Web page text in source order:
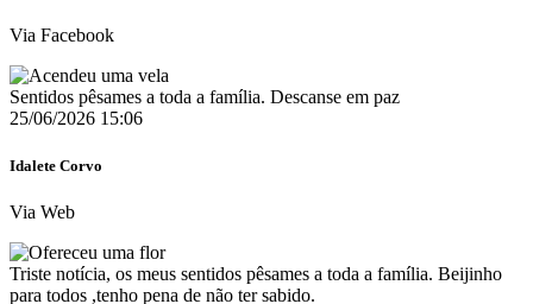
Via Facebook
Sentidos pêsames a toda a família. Descanse em paz
25/06/2026 15:06
Idalete Corvo
Via Web
Triste notícia, os meus sentidos pêsames a toda a família. Beijinho
para todos ,tenho pena de não ter sabido.